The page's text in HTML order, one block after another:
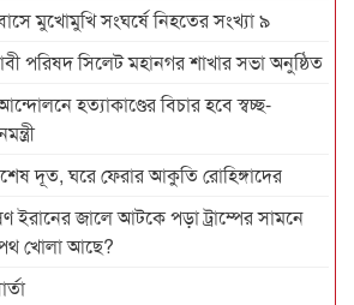
বাসে মুখোমুখি সংঘর্ষে নিহতের সংখ্যা ৯
পরিষদ সিলেট মহানগর শাখার সভা অনুষ্ঠিত
হত্যাকাণ্ডের বিচার হবে স্বচ্ছ-
দূত, ঘরে ফেরার আকুতি রোহিঙ্গাদের
ইরানের জালে আটকে পড়া ট্রাম্পের সামনে
খোলা আছে?